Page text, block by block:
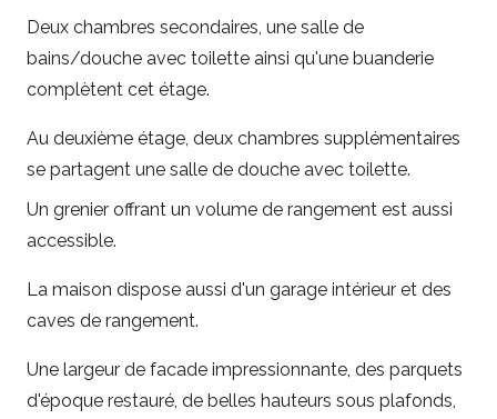
Deux chambres secondaires, une salle de
bains/douche avec toilette ainsi qu'une buanderie
complètent cet étage.
Au deuxième étage, deux chambres supplémentaires
se partagent une salle de douche avec toilette.
Un grenier offrant un volume de rangement est aussi
accessible.
La maison dispose aussi d'un garage intérieur et des
caves de rangement.
Une largeur de facade impressionnante, des parquets
d'époque restauré, de belles hauteurs sous plafonds,